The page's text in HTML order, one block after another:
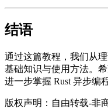
结语
通过这篇教程，我们从
基础知识与使用方法。
进一步掌握 Rust 异步编
版权声明：自由转载-非